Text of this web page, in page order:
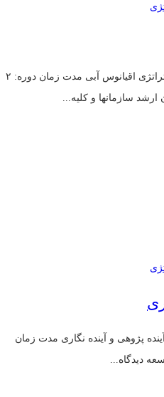
استراتژی اقیانوس آبی نام دوره: استراتژی اقیانوس آبی مدت زمان دوره: ۲
پژوهی و آینده نگاری مدت زمان